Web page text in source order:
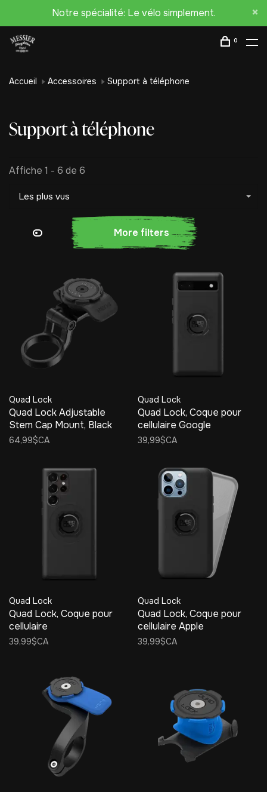
Notre spécialité: Le vélo simplement.
0
Accueil Accessoires Support à téléphone
Support à téléphone
Affiche 1 - 6 de 6
Les plus vus
More filters
Quad Lock
Quad Lock Adjustable
Stem Cap Mount, Black
64,99$CA
Quad Lock
Quad Lock, Coque pour
cellulaire Google
39,99$CA
Quad Lock
Quad Lock, Coque pour
cellulaire
39,99$CA
Quad Lock
Quad Lock, Coque pour
cellulaire Apple
39,99$CA